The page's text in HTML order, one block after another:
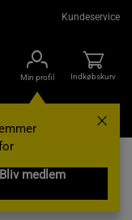
Kundeservice
Min profil
Bliv medlem
Indkøbskurv
Gavekort